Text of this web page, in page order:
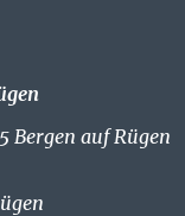
Bergen auf Rügen